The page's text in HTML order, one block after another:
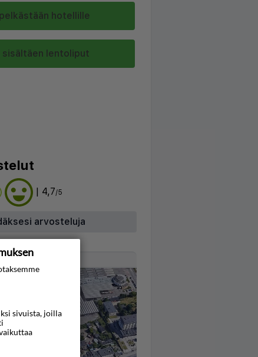
hotellille
sisältäen lentoliput
| 4,7/5
arvosteluja
sivuista, joilla